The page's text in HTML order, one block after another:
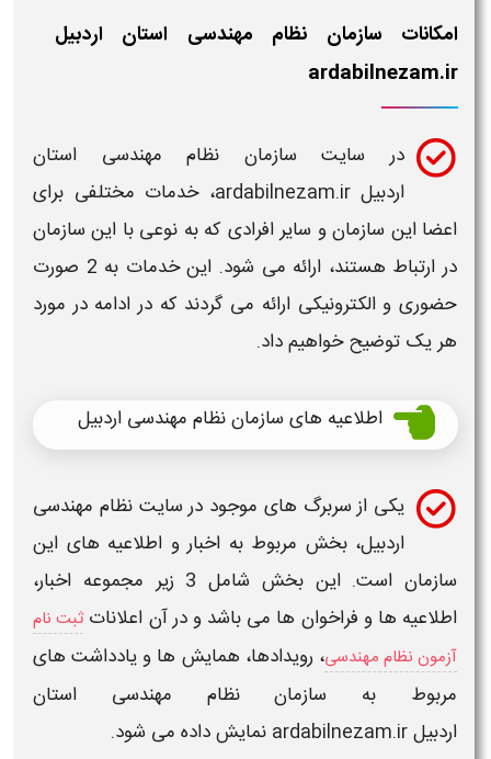
امکانات سازمان نظام مهندسی استان اردبیل
ardabilnezam.ir
درسایت
سازمان نظام مهندسی استان
اردبیل ardabilnezam.ir، خدمات مختلفی برای
اعضا این سازمانو سایر افرادی که به نوعی با این سازمان
در ارتباط هستند، ارائه می شود. این خدمات به 2 صورت
حضوری و الکترونیکی ارائه می گردند که در ادامه در مورد
هر یک توضیح خواهیم داد.
اطلاعیه های سازمان نظام مهندسی اردبیل
یکی از سربرگ های موجود درسایت نظام مهندسی
اردبیل، بخش مربوط به اخبار و اطلاعیه های این
سازمان
است. این بخش شامل 3 زیر مجموعه اخبار،
اطلاعیه ها و فراخوان ها می باشد و در آن اعلاناتثبت نام
آزمون نظام مهندسی، رویدادها، همایش ها و یادداشت های
مربوط به سازمان نظام مهندسی استان
اردبیل ardabilnezam.ir
نمایش داده می شود.